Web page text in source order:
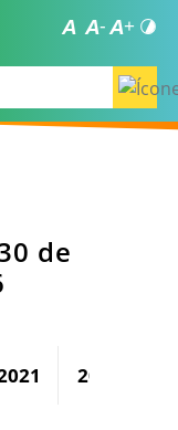
de
2022